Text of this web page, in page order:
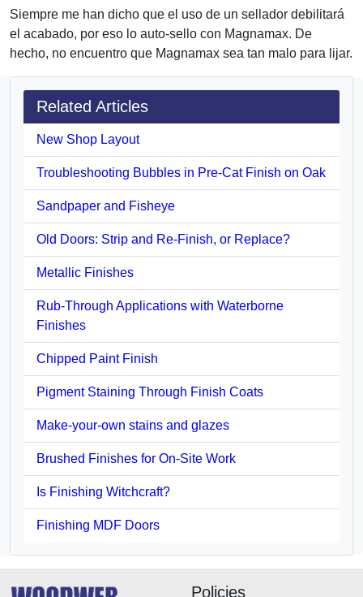
Siempre me han dicho que el uso de un sellador debilitará
el acabado, por eso lo auto-sello con Magnamax. De
hecho, no encuentro que Magnamax sea tan malo para lijar.
Related Articles
New Shop Layout
Troubleshooting Bubbles in Pre-Cat Finish on Oak
Sandpaper and Fisheye
Old Doors: Strip and Re-Finish, or Replace?
Metallic Finishes
Rub-Through Applications with Waterborne
Finishes
Chipped Paint Finish
Pigment Staining Through Finish Coats
Make-your-own stains and glazes
Brushed Finishes for On-Site Work
Is Finishing Witchcraft?
Finishing MDF Doors
Policies